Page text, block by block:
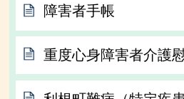
障害者手帳
重度心身障害者介護